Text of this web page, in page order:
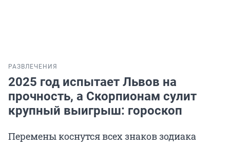
РАЗВЛЕЧЕНИЯ
2025 год испытает Львов на
прочность, а Скорпионам сулит
крупный выигрыш: гороскоп
Перемены коснутся всех знаков зодиака